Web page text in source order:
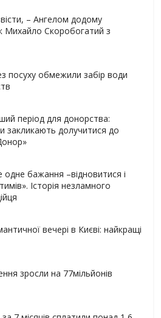
– Ангелом додому
Михайло Скоробогатий з
посуху обмежили забір води
період для донорства:
закликають долучитися до
бажання –відновитися і
Історія незламного
вечері в Києві: найкращі
зросли на 77мільйонів